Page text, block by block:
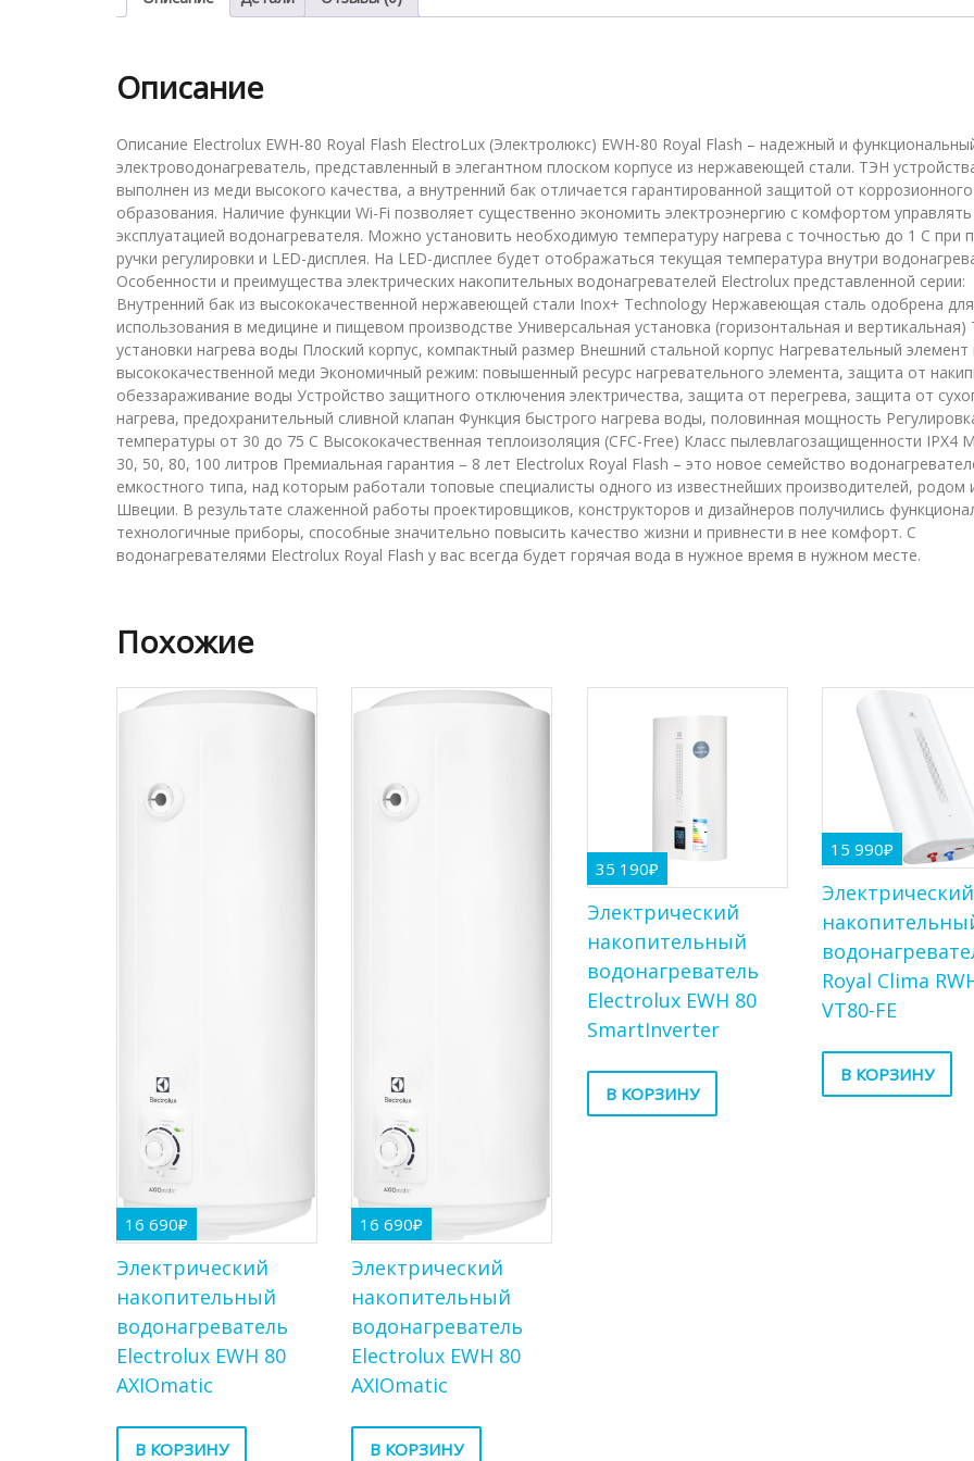
Описание
Описание Electrolux EWH-80 Royal Flash ElectroLux (Электролюкс) EWH-80 Royal Flash – надежный и
электроводонагреватель, представленный в элегантном плоском корпусе из нержавеющей стали. ТЭН
выполнен из меди высокого качества, а внутренний бак отличается гарантированной защитой от коррозионного
образования. Наличие функции Wi-Fi позволяет существенно экономить электроэнергию с комфортом управлять
эксплуатацией водонагревателя. Можно установить необходимую температуру нагрева с точностью до 1 C при
ручки регулировки и LED-дисплея. На LED-дисплее будет отображаться текущая температура внутри
Особенности и преимущества электрических накопительных водонагревателей Electrolux представленной серии:
Внутренний бак из высококачественной нержавеющей стали Inox+ Technology Нержавеющая сталь одобрена для
использования в медицине и пищевом производстве Универсальная установка (горизонтальная и вертикальная)
установки нагрева воды Плоский корпус, компактный размер Внешний стальной корпус Нагревательный элемент
высококачественной меди Экономичный режим: повышенный ресурс нагревательного элемента, защита от
обеззараживание воды Устройство защитного отключения электричества, защита от перегрева, защита от
нагрева, предохранительный сливной клапан Функция быстрого нагрева воды, половинная мощность
температуры от 30 до 75 С Высококачественная теплоизоляция (CFC-Free) Класс пылевлагозащищенности IPX4
30, 50, 80, 100 литров Премиальная гарантия – 8 лет Electrolux Royal Flash – это новое семейство
емкостного типа, над которым работали топовые специалисты одного из известнейших производителей, родом
Швеции. В результате слаженной работы проектировщиков, конструкторов и дизайнеров получились
технологичные приборы, способные значительно повысить качество жизни и привнести в нее комфорт. С
водонагревателями Electrolux Royal Flash у вас всегда будет горячая вода в нужное время в нужном месте.
Похожие
16 690₽
Электрический
накопительный
водонагреватель
Electrolux EWH 80
AXIOmatic
В КОРЗИНУ
16 690₽
Электрический
накопительный
водонагреватель
Electrolux EWH 80
AXIOmatic
В КОРЗИНУ
35 190₽
Электрический
накопительный
водонагреватель
Electrolux EWH 80
SmartInverter
В КОРЗИНУ
15 990₽
Электрический
Royal Clima
VT80-FE
В КОРЗИНУ